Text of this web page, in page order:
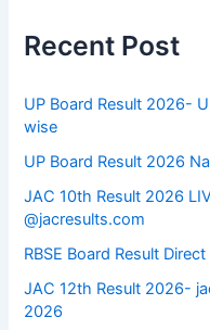
Recent Post
UP Board Result 2026-
wise
UP Board Result 2026
JAC 10th Result 2026
@jacresults.com
RBSE Board Result
JAC 12th Result 2026-
2026